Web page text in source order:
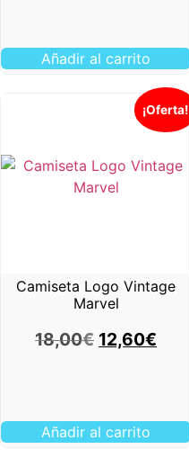
Añadir al carrito
¡Oferta!
Camiseta Logo Vintage
Marvel
18,00€ 12,60€
Añadir al carrito